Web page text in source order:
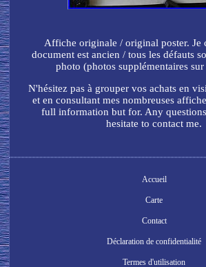
Affiche originale / original poster. Je
document est ancien / tous les défauts
photo (photos supplémentaires sur
N'hésitez pas à grouper vos achats en
et en consultant mes nombreuses
full information but for. Any
hesitate to contact me.
Accueil
Carte
Contact
Déclaration de confidentialité
Termes d'utilisation